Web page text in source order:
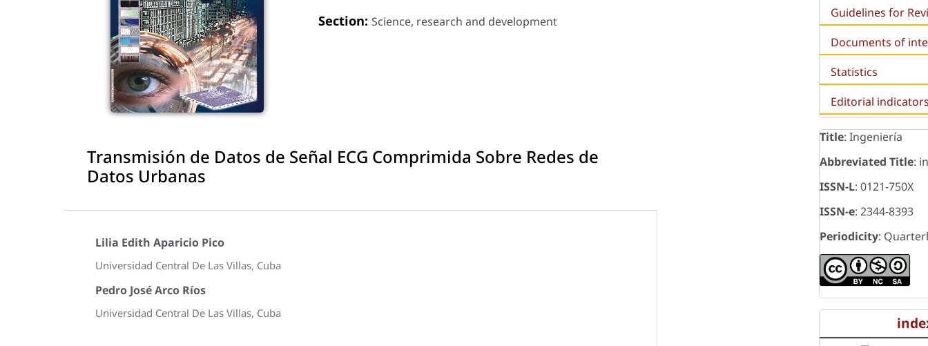
Section: Science, research and development
Transmisión de Datos de Señal ECG Comprimida Sobre Redes de
Datos Urbanas
Lilia Edith Aparicio Pico
Universidad Central De Las Villas, Cuba
Pedro José Arco Ríos
Universidad Central De Las Villas, Cuba
Guidelines for
Documents of
Statistics
Editorial
Title: Ingeniería
Abbreviated Title:
ISSN-L: 0121-750X
ISSN-e: 2344-8393
Periodicity: